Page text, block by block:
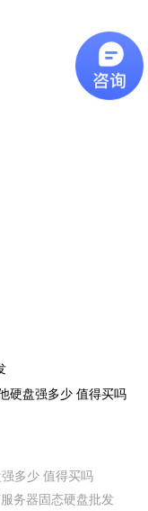
硬盘强多少 值得买吗
多少 值得买吗
务器固态硬盘批发